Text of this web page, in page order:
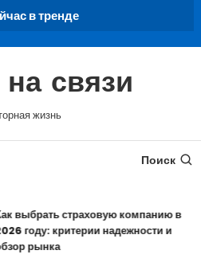
в тренде
связи
жизнь
Поиск
выбрать страховую компанию в
году: критерии надежности и
рынка